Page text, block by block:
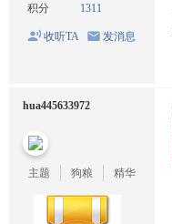
积分 1311
收听TA 发消息
hua445633972
主题 狗粮 精华